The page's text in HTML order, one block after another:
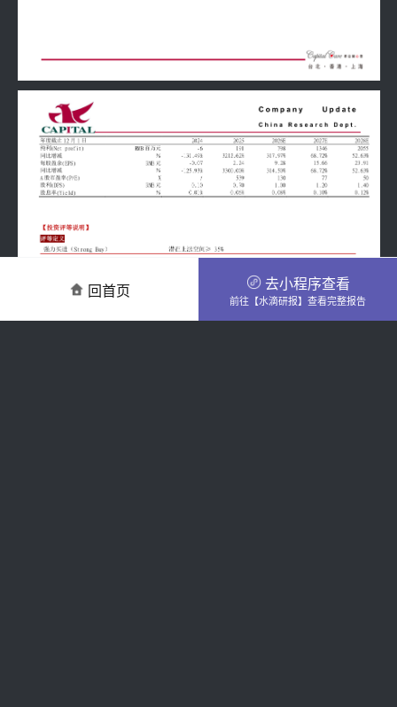
回首页 去小程序查看
前往【水滴研报】查看完整报告